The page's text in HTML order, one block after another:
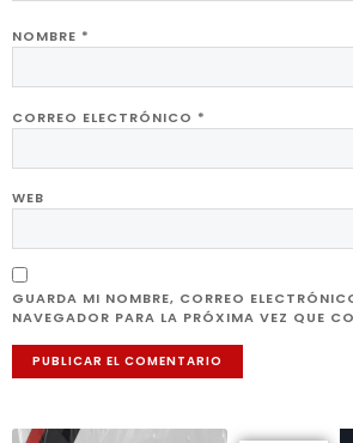
NOMBRE *
CORREO ELECTRÓNICO *
WEB
GUARDA MI NOMBRE, CORREO
NAVEGADOR PARA LA PRÓXIMA VEZ QUE